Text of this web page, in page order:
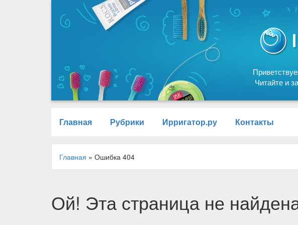
Читайте и
Главная Рубрики Ирригатор.ру Контакты
Главная » Ошибка 404
Ой! Эта страница не